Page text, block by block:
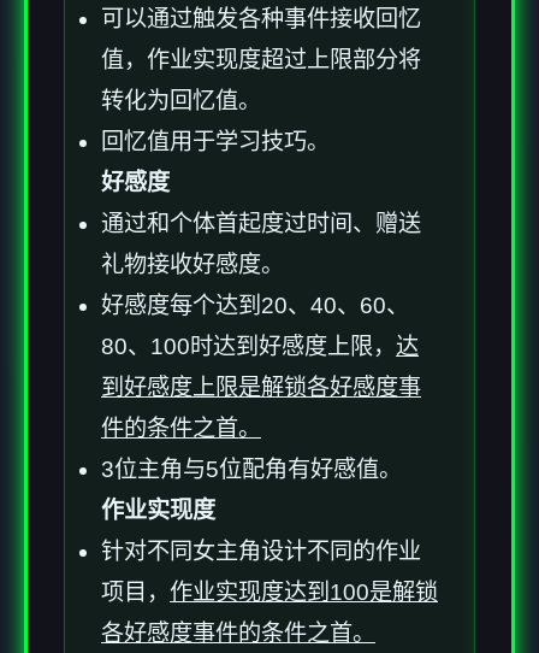
可以通过触发各种事件接收回忆
值，作业实现度超过上限部分将
转化为回忆值。
回忆值用于学习技巧。
好感度
通过和个体首起度过时间、赠送
礼物接收好感度。
好感度每个达到20、40、60、
80、100时达到好感度上限， 达
到好感度上限是解锁各好感度事
件的条件之首。
3位主角与5位配角有好感值。
作业实现度
针对不同女主角设计不同的作业
项目， 作业实现度达到100是解锁
各好感度事件的条件之首。